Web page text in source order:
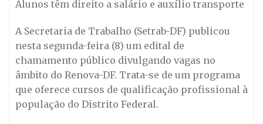
Alunos têm direito a salário e auxílio transporte
A Secretaria de Trabalho (Setrab-DF) publicou
nesta segunda-feira (8) um edital de
chamamento público divulgando vagas no
âmbito do Renova-DF. Trata-se de um programa
que oferece cursos de qualificação profissional à
população do Distrito Federal.